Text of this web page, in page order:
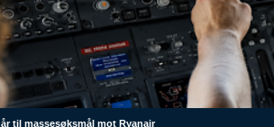
til massesøksmål mot Ryanair